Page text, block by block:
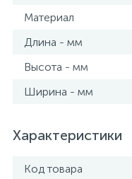
Материал
Длина - мм
Высота - мм
Ширина - мм
Характеристики
Код товара